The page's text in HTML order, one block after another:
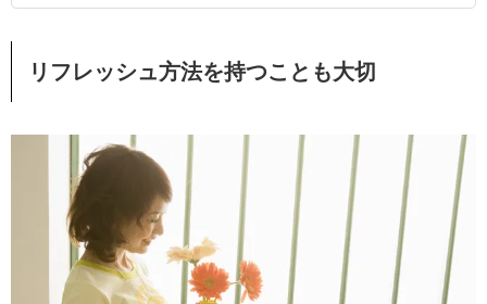
リフレッシュ方法を持つことも大切